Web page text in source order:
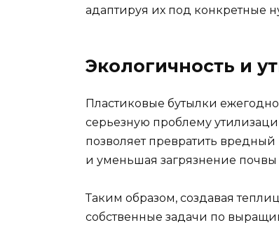
адаптируя их под конкретные
Экологичность и
Пластиковые бутылки
серьезную проблему
позволяет превратить
и уменьшая загрязнение
Таким образом, создавая
собственные задачи по